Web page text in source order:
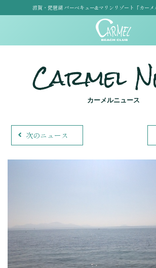
滋賀・琵琶湖 バーベキュー&マリンリゾート「カーメ
Carmel
カーメルニュース
次のニュース